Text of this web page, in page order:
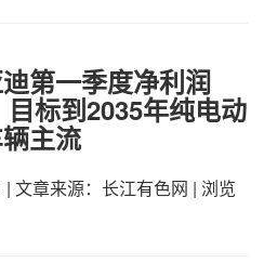
迪第一季度净利润
标到2035年纯电动
主流
| 文章来源：长江有色网 | 浏览